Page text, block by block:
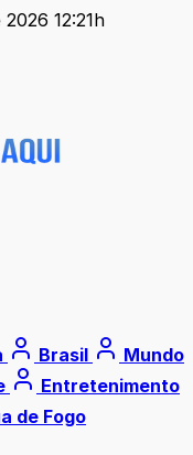
12:21h
Brasil
Mundo
Entretenimento
de Fogo